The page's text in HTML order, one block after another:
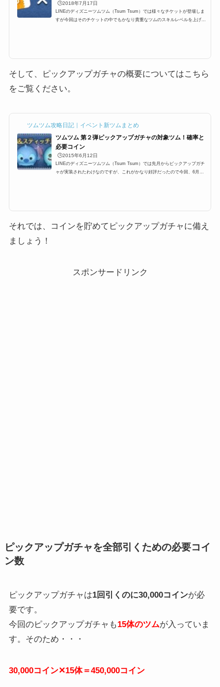
🕒️2018年7月17日
LINEのディズニーツムツム（Tsum Tsum）では様々なチケットが登場しま
すが今回はそのチケットの中でもかなり貴重なツムのスキルレベルを上げる
効果があるの？では、スキ...
そして、ピックアップガチャの概要についてはこちら
をご覧ください。
ツムツム攻略日記｜イベント新ツムまとめ
ツムツム 第２弾ピックアップガチャの対象ツム！確率と
必要コイン
🕒️2015年6月12日
LINEのディズニーツムツム（Tsum Tsum）では先月からピックアップガチ
ャが実装されたわけなのですが、これがかなり好評だったので今回、6月に
5月で人気のハチプー、アナ...
それでは、コインを貯めてピックアップガチャに備え
ましょう！
スポンサードリンク
ピックアップガチャを全部引くための必要コイ
ン数
ピックアップガチャは1回引くのに30,000コインが必
要です。
今回のピックアップガチャも15体のツムが入っていま
す。そのため・・・
30,000コイン✕15体＝450,000コイン